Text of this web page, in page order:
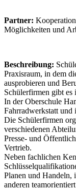
Partner:
Möglichkeiten und
Beschreibung:
Praxisraum, in dem
ausprobieren und
Schülerfirmen gibt es
In der Oberschule
Fahrradwerkstatt und
Die Schülerfirmen
verschiedenen
Presse- und
Vertrieb.
Neben fachlichen
Planen und Handeln,
anderen